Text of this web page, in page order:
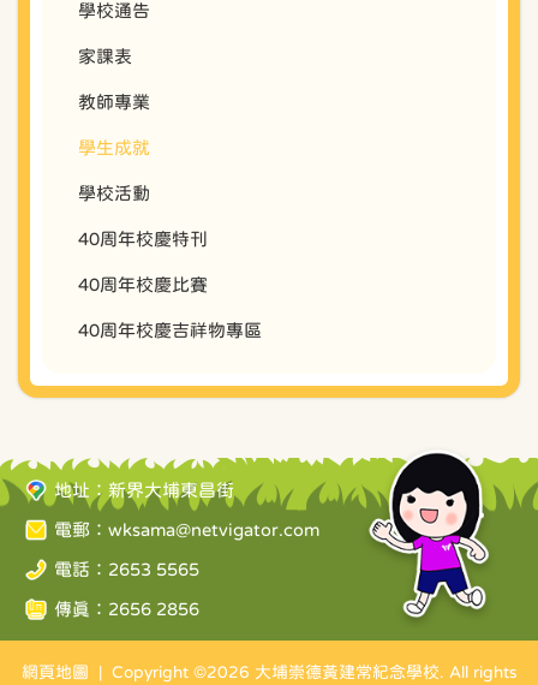
學校通告
家課表
教師專業
學生成就
學校活動
40周年校慶特刊
40周年校慶比賽
40周年校慶吉祥物專區
地址：新界大埔東昌街
電郵： wksama@netvigator.com
電話：2653 5565
傳真：2656 2856
網頁地圖 | Copyright ©2026 大埔崇德黃建常紀念學校. All rights